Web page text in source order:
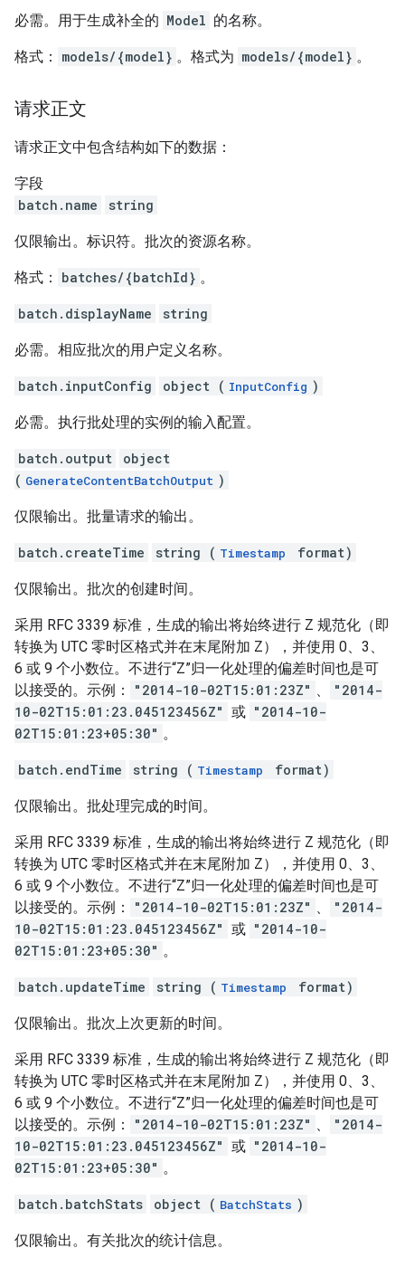
必需。用于生成补全的 Model 的名称。
格式： models/{model} 。格式为 models/{model} 。
请求正文
请求正文中包含结构如下的数据：
字段
batch.name
string
仅限输出。标识符。批次的资源名称。
格式： batches/{batchId} 。
batch.displayName string
必需。相应批次的用户定义名称。
batch.inputConfig object ( InputConfig )
必需。执行批处理的实例的输入配置。
batch.output
object
( GenerateContentBatchOutput )
仅限输出。批量请求的输出。
batch.createTime string ( Timestamp format)
仅限输出。批次的创建时间。
采用 RFC 3339 标准，生成的输出将始终进行 Z 规范化（即
转换为 UTC 零时区格式并在末尾附加 Z），并使用 0、3、
6 或 9 个小数位。不进行“Z”归一化处理的偏差时间也是可
以接受的。示例：
"2014-10-02T15:01:23Z" 、
"2014-
10-02T15:01:23.045123456Z" 或 "2014-10-
02T15:01:23+05:30" 。
batch.endTime string ( Timestamp format)
仅限输出。批处理完成的时间。
采用 RFC 3339 标准，生成的输出将始终进行 Z 规范化（即
转换为 UTC 零时区格式并在末尾附加 Z），并使用 0、3、
6 或 9 个小数位。不进行“Z”归一化处理的偏差时间也是可
以接受的。示例：
"2014-10-02T15:01:23Z" 、
"2014-
10-02T15:01:23.045123456Z" 或 "2014-10-
02T15:01:23+05:30" 。
batch.updateTime string ( Timestamp format)
仅限输出。批次上次更新的时间。
采用 RFC 3339 标准，生成的输出将始终进行 Z 规范化（即
转换为 UTC 零时区格式并在末尾附加 Z），并使用 0、3、
6 或 9 个小数位。不进行“Z”归一化处理的偏差时间也是可
以接受的。示例：
"2014-10-02T15:01:23Z" 、
"2014-
10-02T15:01:23.045123456Z" 或 "2014-10-
02T15:01:23+05:30" 。
batch.batchStats object ( BatchStats )
仅限输出。有关批次的统计信息。